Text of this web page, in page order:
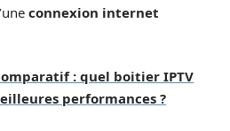
connexion internet
: quel boitier IPTV
performances ?